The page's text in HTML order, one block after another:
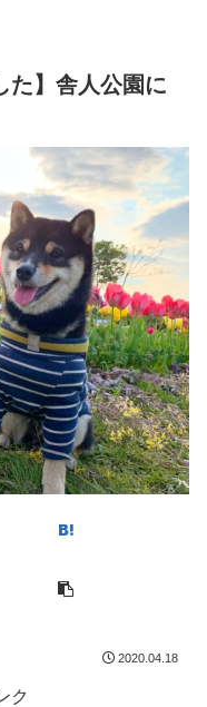
た】舎人公園に
2020.04.18
ク